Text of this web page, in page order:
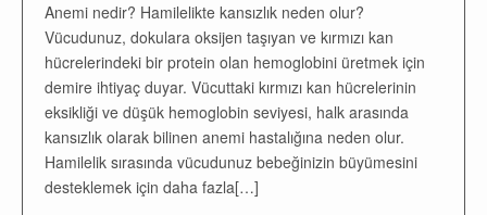
Anemi nedir? Hamilelikte kansızlık neden olur?
Vücudunuz, dokulara oksijen taşıyan ve kırmızı kan
hücrelerindeki bir protein olan hemoglobini üretmek için
demire ihtiyaç duyar. Vücuttaki kırmızı kan hücrelerinin
eksikliği ve düşük hemoglobin seviyesi, halk arasında
kansızlık olarak bilinen anemi hastalığına neden olur.
Hamilelik sırasında vücudunuz bebeğinizin büyümesini
desteklemek için daha fazla[…]